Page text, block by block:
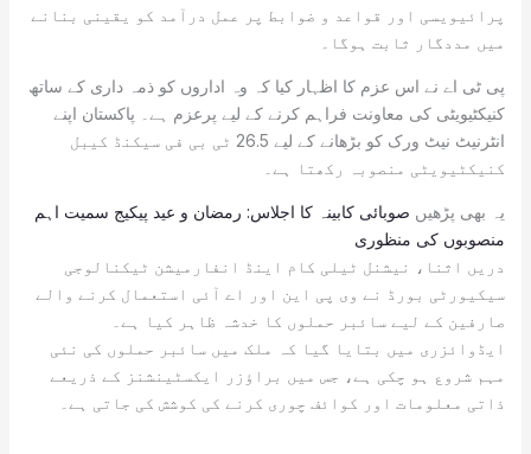
پرائیویسی اور قواعد و ضوابط پر عمل درآمد کو یقینی بنانے
میں مددگار ثابت ہوگا۔
پی ٹی اے نے اس عزم کا اظہار کیا کہ وہ اداروں کو ذمہ داری کے ساتھ
کنیکٹیویٹی کی معاونت فراہم کرنے کے لیے پرعزم ہے۔ پاکستان اپنے
انٹرنیٹ نیٹ ورک کو بڑھانے کے لیے 26.5 ٹی بی فی سیکنڈ کیبل
کنیکٹیویٹی منصوبہ رکھتا ہے۔
یہ بھی پڑھیں صوبائی کابینہ کا اجلاس: رمضان و عید پیکیج سمیت اہم
منصوبوں کی منظوری
دریں اثنا، نیشنل ٹیلی کام اینڈ انفارمیشن ٹیکنالوجی
سیکیورٹی بورڈ نے وی پی این اور اے آئی استعمال کرنے والے
صارفین کے لیے سائبر حملوں کا خدشہ ظاہر کیا ہے۔
ایڈوائزری میں بتایا گیا کہ ملک میں سائبر حملوں کی نئی
مہم شروع ہو چکی ہے، جس میں براؤزر ایکسٹینشنز کے ذریعے
ذاتی معلومات اور کوائف چوری کرنے کی کوشش کی جاتی ہے۔